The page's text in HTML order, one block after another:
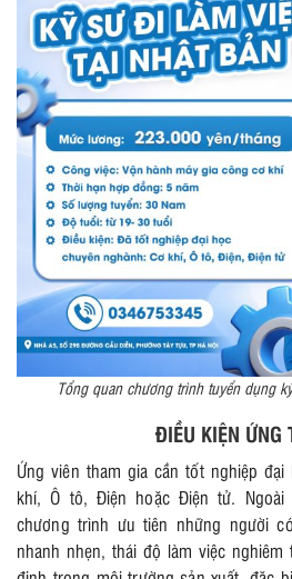
Tổng quan chương trình tuyển dụng
ĐIỀU KIỆN ỨNG
Ứng viên tham gia cần tốt nghiệp
khí, Ô tô, Điện hoặc Điện tử.
chương trình ưu tiên những người
nhanh nhẹn, thái độ làm việc